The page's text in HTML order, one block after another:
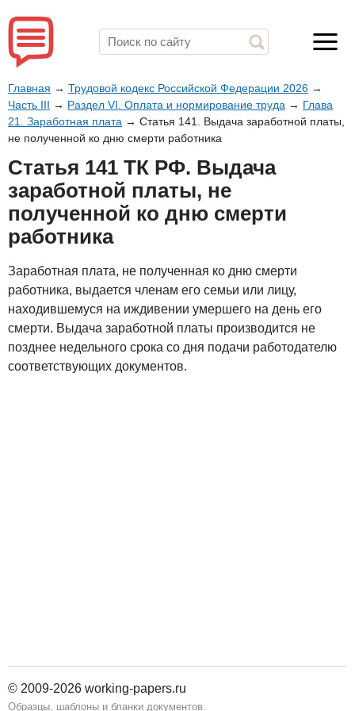
Главная → Трудовой кодекс Российской Федерации 2026 →
Часть III → Раздел VI. Оплата и нормирование труда → Глава
21. Заработная плата → Статья 141. Выдача заработной платы,
не полученной ко дню смерти работника
Статья 141 ТК РФ. Выдача
заработной платы, не
полученной ко дню смерти
работника
Заработная плата, не полученная ко дню смерти
работника, выдается членам его семьи или лицу,
находившемуся на иждивении умершего на день его
смерти. Выдача заработной платы производится не
позднее недельного срока со дня подачи работодателю
соответствующих документов.
© 2009-2026 working-papers.ru
Образцы, шаблоны и бланки документов.